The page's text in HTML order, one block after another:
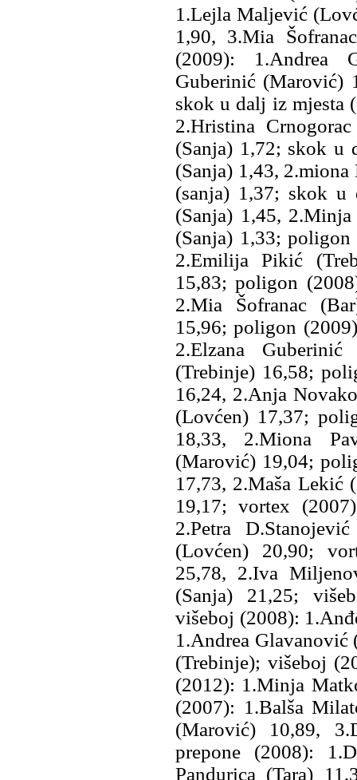
1.Lejla Maljević
1,90, 3.Mia
(2009): 1.Andrea
Guberinić (Marović)
skok u dalj iz mjesta
2.Hristina
(Sanja) 1,72; skok u
(Sanja) 1,43,
(sanja) 1,37; skok
(Sanja) 1,45,
(Sanja) 1,33;
2.Emilija Pikić
15,83; poligon
2.Mia Šofranac
15,96; poligon
2.Elzana
(Trebinje) 16,58;
16,24, 2.Anja
(Lovćen) 17,37;
18,33, 2.Miona
(Marović) 19,04;
17,73, 2.Maša Lekić
19,17; vortex
2.Petra
(Lovćen) 20,90;
25,78, 2.Iva
(Sanja) 21,25;
višeboj (2008):
1.Andrea Glavanović
(Trebinje); višeboj
(2012): 1.Minja
(2007): 1.Balša
(Marović) 10,89,
prepone (2008):
Pandurica (Tara)